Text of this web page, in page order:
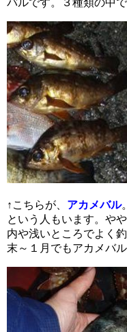
バルです。３種類の中
↑こちらが、 アカメバル
という人もいます。や
内や浅いところでよく
末～１月でもアカメバ